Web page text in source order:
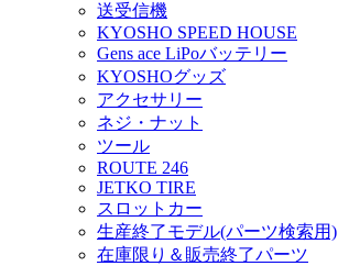
送受信機
KYOSHO SPEED HOUSE
Gens ace LiPoバッテリー
KYOSHOグッズ
アクセサリー
ネジ・ナット
ツール
ROUTE 246
JETKO TIRE
スロットカー
生産終了モデル(パーツ検索用)
在庫限り＆販売終了パーツ